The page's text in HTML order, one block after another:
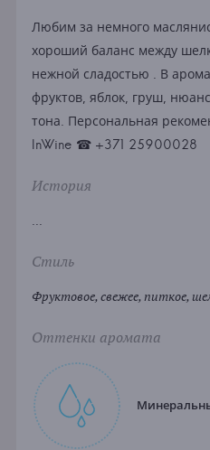
Любим за немного
хороший баланс между
нежной сладостью . В
фруктов, яблок, груш,
тона. Персональная
InWine ☎ +371 25900028
История
...
Стиль
Фруктовое, свежее, питкое,
Оттенки аромата